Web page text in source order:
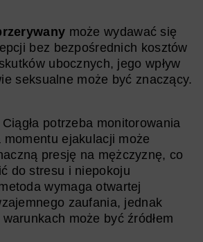
może wydawać się
bez bezpośrednich kosztów
ubocznych, jego wpływ
seksualne może być znaczący.
Ciągła potrzeba monitorowania
momentu ejakulacji może
presję na mężczyznę, co
do stresu i niepokoju
wymaga otwartej
zaufania, jednak
może być źródłem